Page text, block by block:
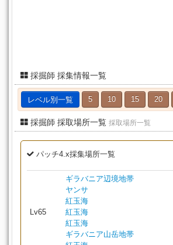
採掘師 採集情報一覧
レベル別一覧 5 10 15 20
採掘師 採取場所一覧 採取場所一覧
パッチ4.x採集場所一覧
Lv65
ギラバニア辺境地帯
ヤンサ
紅玉海
紅玉海
紅玉海
ギラバニア山岳地帯